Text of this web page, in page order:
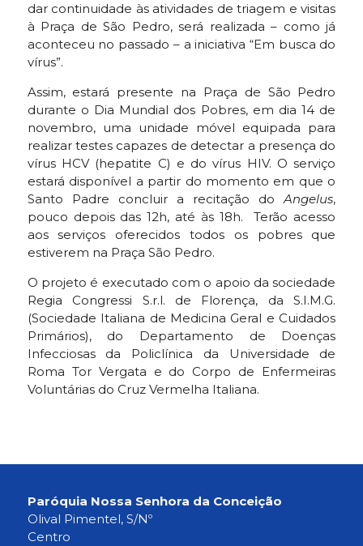
dar continuidade às atividades de triagem e visitas
à Praça de São Pedro, será realizada – como já
aconteceu no passado – a iniciativa “Em busca do
vírus”.
Assim, estará presente na Praça de São Pedro
durante o Dia Mundial dos Pobres, em dia 14 de
novembro, uma unidade móvel equipada para
realizar testes capazes de detectar a presença do
vírus HCV (hepatite C) e do vírus HIV. O serviço
estará disponível a partir do momento em que o
Santo Padre concluir a recitação doAngelus,
pouco depois das 12h, até às 18h. Terão acesso
aos serviços oferecidos todos os pobres que
estiverem na Praça São Pedro.
O projeto é executado com o apoio da sociedade
Regia Congressi S.r.l. de Florença, da S.I.M.G.
(Sociedade Italiana de Medicina Geral e Cuidados
Primários), do Departamento de Doenças
Infecciosas da Policlínica da Universidade de
Roma Tor Vergata e do Corpo de Enfermeiras
Voluntárias do Cruz Vermelha Italiana.
Paróquia Nossa Senhora da Conceição
Olival Pimentel, S/Nº
Centro